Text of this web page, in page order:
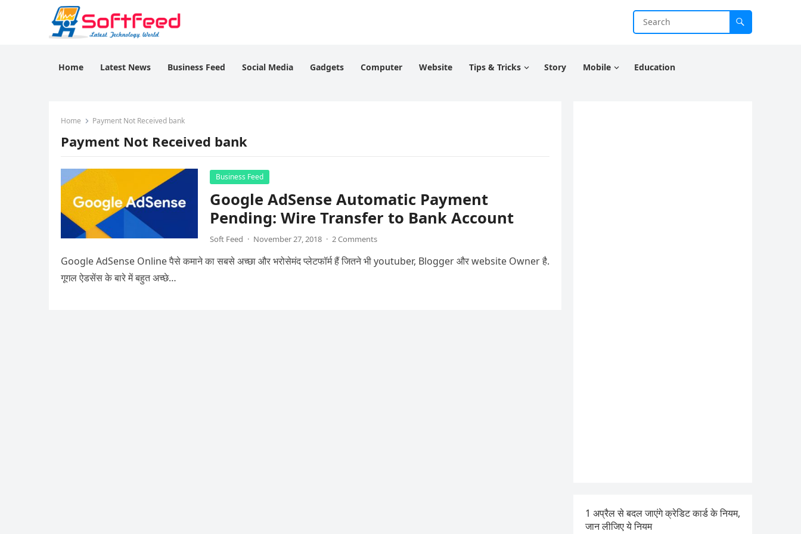
Home Latest News Business Feed Social Media Gadgets Computer Website Tips & Tricks Story Mobile Education
Home Payment Not Received bank
Payment Not Received bank
Business Feed
Google AdSense Automatic Payment
Pending: Wire Transfer to Bank Account
Soft Feed · November 27, 2018 · 2 Comments
Google AdSense Online पैसे कमाने का सबसे अच्छा और भरोसेमंद प्लेटफॉर्म हैं जितने भी youtuber, Blogger और website Owner है.
गूगल ऐडसेंस के बारे में बहुत अच्छे…
1 अप्रैल से बदल जाएंगे क्रेडिट कार्ड के नियम,
जान लीजिए ये नियम